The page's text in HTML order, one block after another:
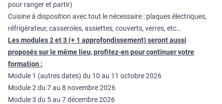
pour ranger et partir)
Cuisine à disposition avec tout le nécessaire : plaques électriques,
réfrigérateur, casseroles, assiettes, couverts, verres, etc…
Les modules 2 et 3 (+ 1 approfondissement) seront aussi
proposés sur le même lieu, profitez-en pour continuer votre
formation :
Module 1 (autres dates) du 10 au 11 octobre 2026
Module 2 du 7 au 8 novembre 2026
Module 3 du 5 au 7 décembre 2026